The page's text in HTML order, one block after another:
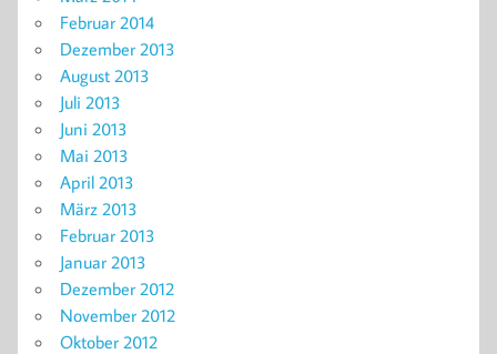
Februar 2014
Dezember 2013
August 2013
Juli 2013
Juni 2013
Mai 2013
April 2013
März 2013
Februar 2013
Januar 2013
Dezember 2012
November 2012
Oktober 2012